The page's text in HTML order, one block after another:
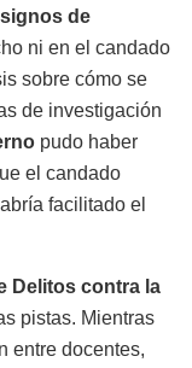
de
ni en el candado
sobre cómo se
de investigación
pudo haber
el candado
facilitado el
Delitos contra la
pistas. Mientras
entre docentes,